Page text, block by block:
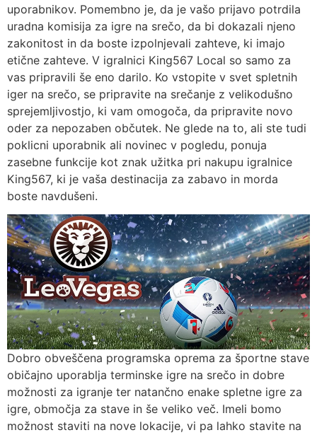
uporabnikov. Pomembno je, da je vašo prijavo potrdila
uradna komisija za igre na srečo, da bi dokazali njeno
zakonitost in da boste izpolnjevali zahteve, ki imajo
etične zahteve. V igralnici King567 Local so samo za
vas pripravili še eno darilo. Ko vstopite v svet spletnih
iger na srečo, se pripravite na srečanje z velikodušno
sprejemljivostjo, ki vam omogoča, da pripravite novo
oder za nepozaben občutek. Ne glede na to, ali ste tudi
poklicni uporabnik ali novinec v pogledu, ponuja
zasebne funkcije kot znak užitka pri nakupu igralnice
King567, ki je vaša destinacija za zabavo in morda
boste navdušeni.
Dobro obveščena programska oprema za športne stave
običajno uporablja terminske igre na srečo in dobre
možnosti za igranje ter natančno enake spletne igre za
igre, območja za stave in še veliko več. Imeli bomo
možnost staviti na nove lokacije, vi pa lahko stavite na